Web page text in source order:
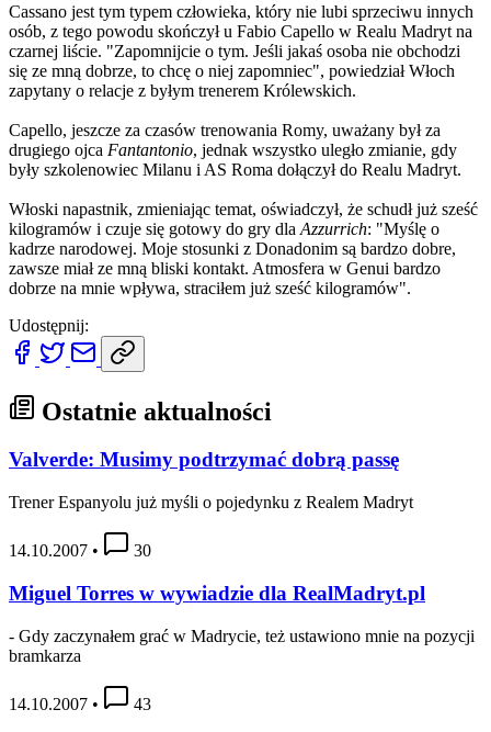
Cassano jest tym typem człowieka, który nie lubi sprzeciwu innych
osób, z tego powodu skończył u Fabio Capello w Realu Madryt na
czarnej liście. "Zapomnijcie o tym. Jeśli jakaś osoba nie obchodzi
się ze mną dobrze, to chcę o niej zapomniec", powiedział Włoch
zapytany o relacje z byłym trenerem Królewskich.
Capello, jeszcze za czasów trenowania Romy, uważany był za
drugiego ojca Fantantonio, jednak wszystko uległo zmianie, gdy
były szkolenowiec Milanu i AS Roma dołączył do Realu Madryt.
Włoski napastnik, zmieniając temat, oświadczył, że schudł już sześć
kilogramów i czuje się gotowy do gry dla Azzurrich: "Myślę o
kadrze narodowej. Moje stosunki z Donadonim są bardzo dobre,
zawsze miał ze mną bliski kontakt. Atmosfera w Genui bardzo
dobrze na mnie wpływa, straciłem już sześć kilogramów".
Udostępnij:
Ostatnie aktualności
Valverde: Musimy podtrzymać dobrą passę
Trener Espanyolu już myśli o pojedynku z Realem Madryt
14.10.2007 • 30
Miguel Torres w wywiadzie dla RealMadryt.pl
- Gdy zaczynałem grać w Madrycie, też ustawiono mnie na pozycji
bramkarza
14.10.2007 • 43